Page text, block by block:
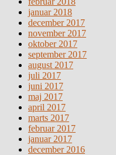
januar 2018
december 2017
november 2017
oktober 2017
september 2017
august 2017
juli 2017
juni 2017
maj 2017
april 2017
marts 2017
februar 2017
januar 2017
december 2016